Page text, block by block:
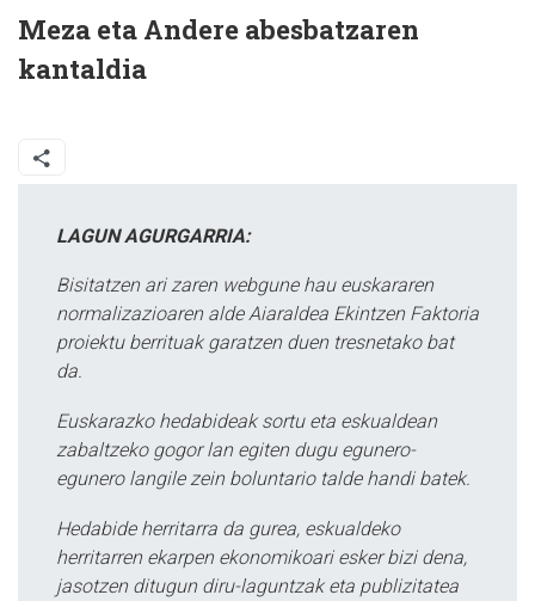
Meza eta Andere abesbatzaren
kantaldia
LAGUN AGURGARRIA:
Bisitatzen ari zaren webgune hau euskararen
normalizazioaren alde Aiaraldea Ekintzen Faktoria
proiektu berrituak garatzen duen tresnetako bat
da.
Euskarazko hedabideak sortu eta eskualdean
zabaltzeko gogor lan egiten dugu egunero-
egunero langile zein boluntario talde handi batek.
Hedabide herritarra da gurea, eskualdeko
herritarren ekarpen ekonomikoari esker bizi dena,
jasotzen ditugun diru-laguntzak eta publizitatea